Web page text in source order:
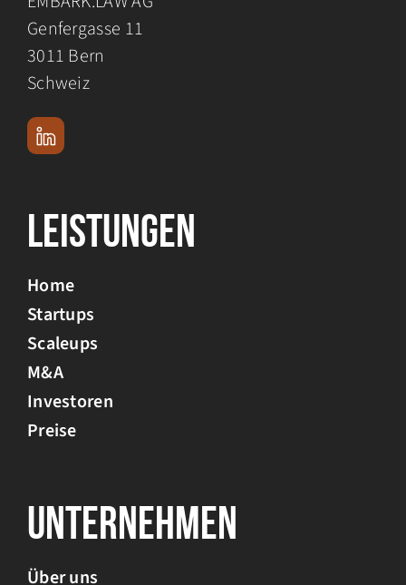
Genfergasse 11
3011 Bern
Schweiz
Leistungen
Home
Startups
Scaleups
M&A
Investoren
Preise
Unternehmen
Über uns